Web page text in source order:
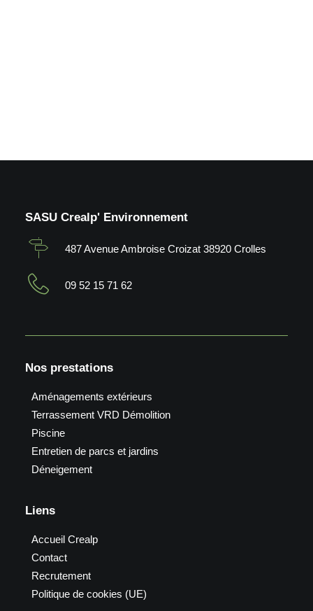
SASU Crealp' Environnement
487 Avenue Ambroise Croizat 38920 Crolles
09 52 15 71 62
Nos prestations
Aménagements extérieurs
Terrassement VRD Démolition
Piscine
Entretien de parcs et jardins
Déneigement
Liens
Accueil Crealp
Contact
Recrutement
Politique de cookies (UE)